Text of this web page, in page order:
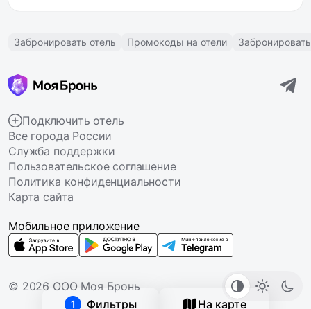
1 Фильтры На карте
Забронировать отель Промокоды на отели
Подключить отель
Все города России
Служба поддержки
Пользовательское соглашение
Политика конфиденциальности
Карта сайта
© 2026 ООО Моя Бронь
Мобильное приложение